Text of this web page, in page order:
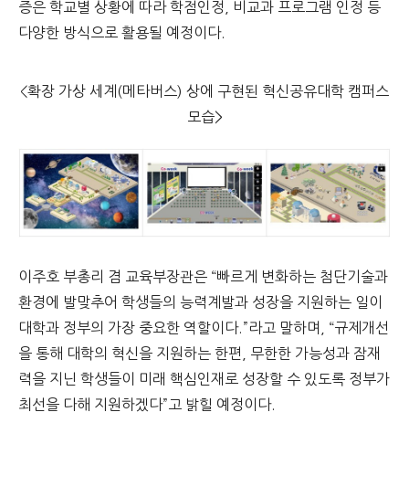
증은 학교별 상황에 따라 학점인정, 비교과 프로그램 인정 등
다양한 방식으로 활용될 예정이다.
<확장 가상 세계(메타버스) 상에 구현된 혁신공유대학 캠퍼스
모습>
이주호 부총리 겸 교육부장관은 “빠르게 변화하는 첨단기술과
환경에 발맞추어 학생들의 능력계발과 성장을 지원하는 일이
대학과 정부의 가장 중요한 역할이다.”라고 말하며, “규제개선
을 통해 대학의 혁신을 지원하는 한편, 무한한 가능성과 잠재
력을 지닌 학생들이 미래 핵심인재로 성장할 수 있도록 정부가
최선을 다해 지원하겠다”고 밝힐 예정이다.